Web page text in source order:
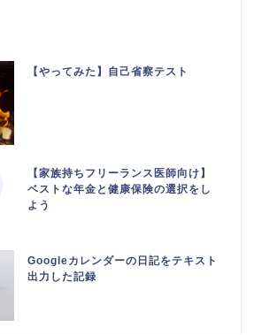
【やってみた】自己省察テスト
【家族持ちフリーランス医師向け】
ベストな年金と健康保険の選択をし
よう
Googleカレンダーの日記をテキスト
出力した記録